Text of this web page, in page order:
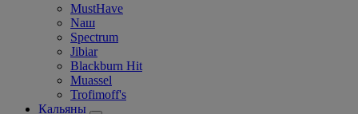
MustHave
Nаш
Spectrum
Jibiar
Blackburn Hit
Muassel
Trofimoff's
Кальяны